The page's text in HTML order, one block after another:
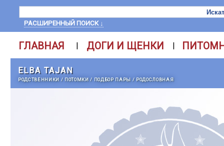
РАСШИРЕННЫЙ ПОИСК ↓
ГЛАВНАЯ | ДОГИ И ЩЕНКИ |
ELBA TAJAN
РОДСТВЕННИКИ / ПОТОМКИ/ ПОДБОР ПАРЫ / РОДОСЛОВНАЯ